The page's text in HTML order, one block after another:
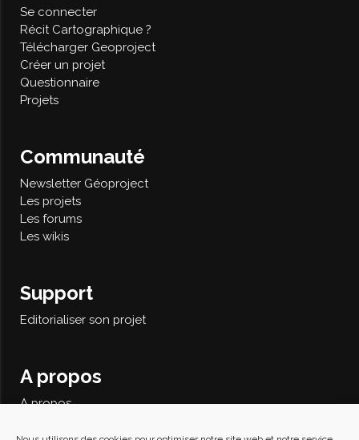
Se connecter
Récit Cartographique ?
Télécharger Geoproject
Créer un projet
Questionnaire
Projets
Communauté
Newsletter Géoproject
Les projets
Les forums
Les wikis
Support
Editorialiser son projet
A propos
A propos